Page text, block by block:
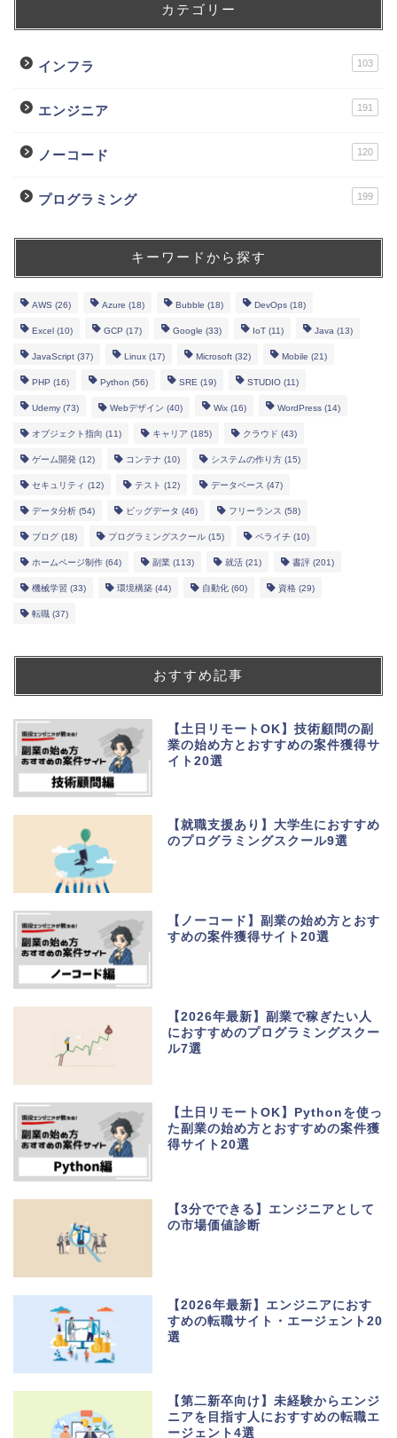
カテゴリー
インフラ 103
エンジニア 191
ノーコード 120
プログラミング 199
キーワードから探す
AWS (26) Azure (18) Bubble (18) DevOps (18)
Excel (10) GCP (17) Google (33) IoT (11) Java (13)
JavaScript (37) Linux (17) Microsoft (32) Mobile (21)
PHP (16) Python (56) SRE (19) STUDIO (11)
Udemy (73) Webデザイン (40) Wix (16) WordPress (14)
オブジェクト指向 (11) キャリア (185) クラウド (43)
ゲーム開発 (12) コンテナ (10) システムの作り方 (15)
セキュリティ (12) テスト (12) データベース (47)
データ分析 (54) ビッグデータ (46) フリーランス (58)
ブログ (18) プログラミングスクール (15) ペライチ (10)
ホームページ制作 (64) 副業 (113) 就活 (21) 書評 (201)
機械学習 (33) 環境構築 (44) 自動化 (60) 資格 (29)
転職 (37)
おすすめ記事
【土日リモートOK】技術顧問の副
業の始め方とおすすめの案件獲得サ
イト20選
【就職支援あり】大学生におすすめ
のプログラミングスクール9選
【ノーコード】副業の始め方とおす
すめの案件獲得サイト20選
【2026年最新】副業で稼ぎたい人
におすすめのプログラミングスクー
ル7選
【土日リモートOK】Pythonを使っ
た副業の始め方とおすすめの案件獲
得サイト20選
【3分でできる】エンジニアとして
の市場価値診断
【2026年最新】エンジニアにおす
すめの転職サイト・エージェント20
選
【第二新卒向け】未経験からエンジ
ニアを目指す人におすすめの転職エ
ージェント4選